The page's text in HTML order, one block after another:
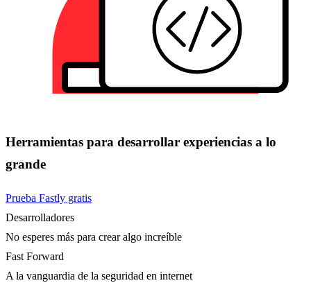
Herramientas para desarrollar experiencias a lo
grande
Prueba Fastly gratis
Desarrolladores
No esperes más para crear algo increíble
Fast Forward
A la vanguardia de la seguridad en internet